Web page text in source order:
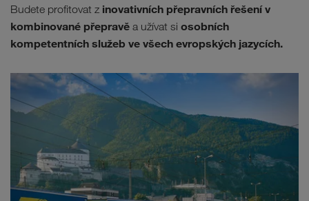
Budete profitovat z inovativních přepravních řešení v
kombinované přepravě a užívat si osobních
kompetentních služeb ve všech evropských jazycích.